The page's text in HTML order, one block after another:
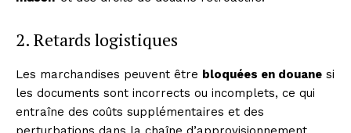
2. Retards logistiques
Les marchandises peuvent être bloquées en douane si
les documents sont incorrects ou incomplets, ce qui
entraîne des coûts supplémentaires et des